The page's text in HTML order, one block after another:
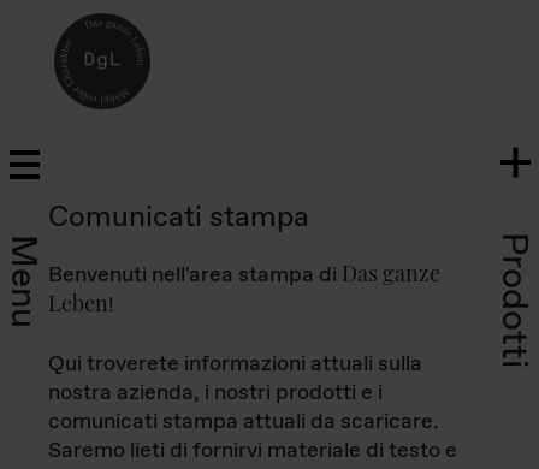
Menu Prodotti
Comunicati stampa
Benvenuti nell'area stampa di Das ganze
Leben!
Qui troverete informazioni attuali sulla
nostra azienda, i nostri prodotti e i
comunicati stampa attuali da scaricare.
Saremo lieti di fornirvi materiale di testo e